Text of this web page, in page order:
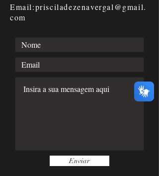
Email:prisciladezenavergal@gmail.
com
Enviar